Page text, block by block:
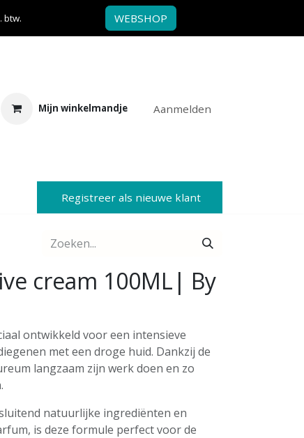
btw. WEBSHOP
Mijn winkelmandje Aanmelden
Registreer als nieuwe klant
cream 100ML| By
ontwikkeld voor een intensieve
met een droge huid. Dankzij de
langzaam zijn werk doen en zo
natuurlijke ingrediënten en
is deze formule perfect voor de